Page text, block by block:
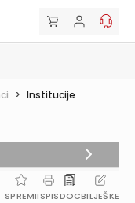
> Institucije
SPREMIISPISDOCBILJEŠKE